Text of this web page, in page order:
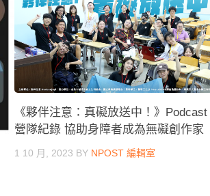
《夥伴注意：真礙放送中！》Podcast
營隊紀錄 協助身障者成為無礙創作家
1 10 月, 2023 BY NPOST 編輯室